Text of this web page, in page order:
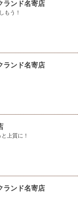
ランド名寄店
もう！
ランド名寄店
上質に！
ランド名寄店